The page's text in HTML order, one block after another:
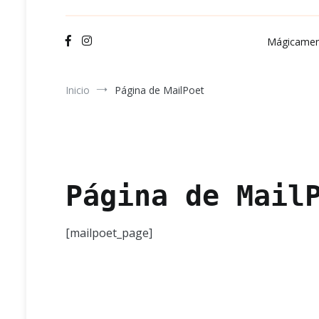
Inicio Página de MailPoet
Página de
[mailpoet_page]